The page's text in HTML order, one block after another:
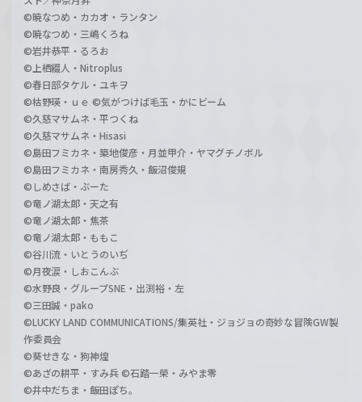
©暁なつめ・カカオ・ランタン
©暁なつめ・三嶋くろね
©岩井恭平・るろお
©上栖綴人・Nitroplus
©春日部タケル・ユキヲ
©枯野瑛・ｕｅ ©気がつけば毛玉・かにビーム
©久慈マサムネ・平つくね
©久慈マサムネ・Hisasi
©島田フミカネ・築地俊彦・月並甲介・ヤマグチノボル
©島田フミカネ・南房秀久・飯沼俊規
©しめさば・ぶーた
©竜ノ湖太郎・天之有
©竜ノ湖太郎・焦茶
©竜ノ湖太郎・ももこ
©谷川流・いとうのいぢ
©月夜涙・しおこんぶ
©水野良・グループSNE・出渕裕・左
©三田誠・pako
©LUCKY LAND COMMUNICATIONS/集英社・ジョジョの奇妙な冒険GW製
作委員会
©葵せきな・狗神煌
©あざの耕平・すみ兵 ©石踏一榮・みやま零
©井中だちま・飯田ぽち。